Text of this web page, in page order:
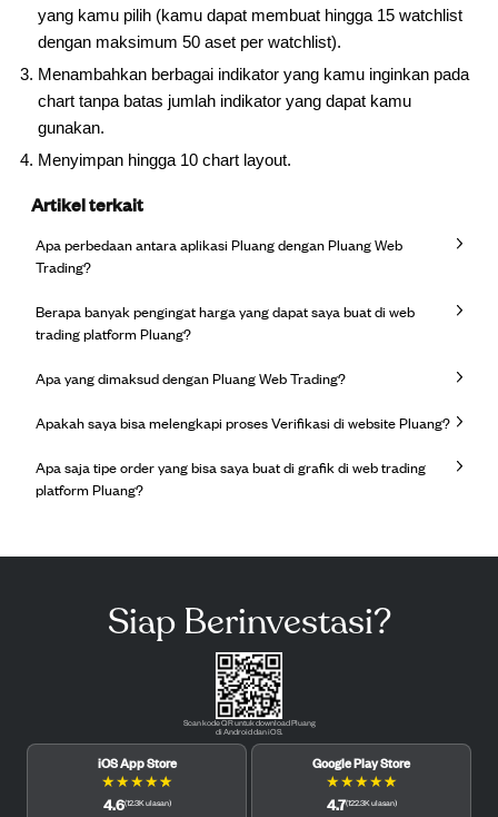
yang kamu pilih (kamu dapat membuat hingga 15 watchlist
dengan maksimum 50 aset per watchlist).
Menambahkan berbagai indikator yang kamu inginkan pada
chart tanpa batas jumlah indikator yang dapat kamu
gunakan.
Menyimpan hingga 10 chart layout.
Artikel terkait
Apa perbedaan antara aplikasi Pluang dengan Pluang Web
Trading?
Berapa banyak pengingat harga yang dapat saya buat di web
trading platform Pluang?
Apa yang dimaksud dengan Pluang Web Trading?
Apakah saya bisa melengkapi proses Verifikasi di website Pluang?
Apa saja tipe order yang bisa saya buat di grafik di web trading
platform Pluang?
Siap Berinvestasi?
Scan kode QR untuk download Pluang
di Android dan iOS.
iOS App Store
★★★★★
4.6(12.3Kulasan)
Google Play Store
★★★★★
4.7(122.3Kulasan)